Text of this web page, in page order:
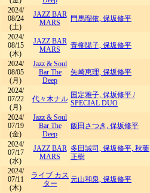
2024/
08/24
(土)
JAZZ BAR
MARS
門馬瑠依, 保坂修平
2024/
08/15
(木)
JAZZ BAR
MARS
青柳陽子, 保坂修平
2024/
08/05
(月)
Jazz & Soul
Bar The
Deep
矢崎恵理, 保坂修平
2024/
07/22
(月)
代々木ナル 国定雅子, 保坂修平 /
SPECIAL DUO
2024/
07/19
(金)
Jazz & Soul
Bar The
Deep
飯田さつき, 保坂修平
2024/
07/17
(水)
JAZZ BAR
MARS
多田誠司, 保坂修平, 秋葉
正樹
2024/
07/11
(木)
ライブ カス
ター
元山和泉, 保坂修平